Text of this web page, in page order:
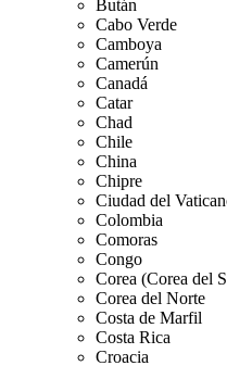
Bután
Cabo Verde
Camboya
Camerún
Canadá
Catar
Chad
Chile
China
Chipre
Ciudad del
Colombia
Comoras
Congo
Corea (Corea del
Corea del Norte
Costa de Marfil
Costa Rica
Croacia